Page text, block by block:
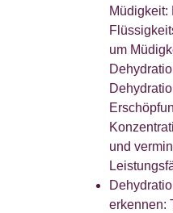
Müdigkeit:
um
und
erkennen: